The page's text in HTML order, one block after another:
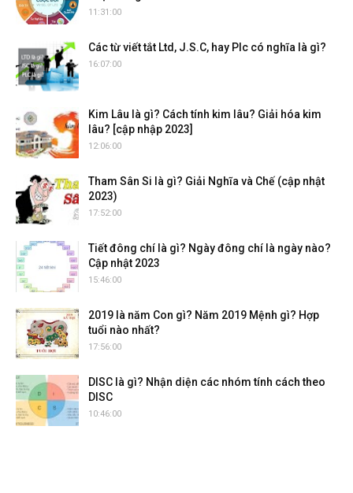
11:31:00
Các từ viết tắt Ltd, J.S.C, hay Plc có nghĩa là gì?
16:07:00
Kim Lâu là gì? Cách tính kim lâu? Giải hóa kim
lâu? [cập nhập 2023]
12:06:00
Tham Sân Si là gì? Giải Nghĩa và Chế (cập nhật
2023)
17:52:00
Tiết đông chí là gì? Ngày đông chí là ngày nào?
Cập nhật 2023
15:46:00
2019 là năm Con gì? Năm 2019 Mệnh gì? Hợp
tuổi nào nhất?
17:56:00
DISC là gì? Nhận diện các nhóm tính cách theo
DISC
10:46:00